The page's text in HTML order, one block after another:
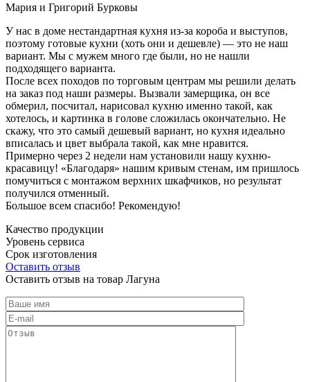
Мария и Григорий Бурковы
У нас в доме нестандартная кухня из-за короба и выступов,
поэтому готовые кухни (хоть они и дешевле) — это не наш
вариант. Мы с мужем много где были, но не нашли
подходящего варианта.
После всех походов по торговым центрам мы решили делать
на заказ под наши размеры. Вызвали замерщика, он все
обмерил, посчитал, нарисовал кухню именно такой, как
хотелось, и картинка в голове сложилась окончательно. Не
скажу, что это самый дешевый вариант, но кухня идеально
вписалась и цвет выбрала такой, как мне нравится.
Примерно через 2 недели нам установили нашу кухню-
красавицу! «Благодаря» нашим кривым стенам, им пришлось
помучиться с монтажом верхних шкафчиков, но результат
получился отменный.
Большое всем спасибо! Рекомендую!
Качество продукции
Уровень сервиса
Срок изготовления
Оставить отзыв
Оставить отзыв на товар Лагуна